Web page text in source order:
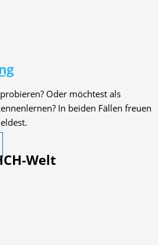
Oder möchtest als
In beiden Fällen freuen
Welt